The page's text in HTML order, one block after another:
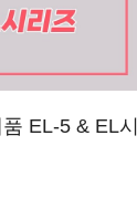
EL-5 & EL시